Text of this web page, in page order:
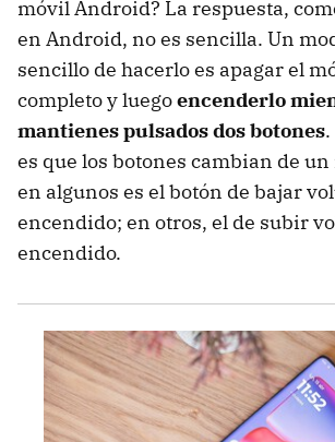
móvil Android? La respuesta,
en Android, no es sencilla. Un
sencillo de hacerlo es apagar el
completo y luegoencenderlo
mantienes pulsados dos botones
es que los botones cambian de
en algunos es el botón de bajar
encendido; en otros, el de subir
encendido.